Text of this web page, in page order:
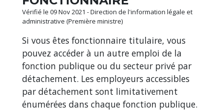
Vérifié le 09 Nov 2021 - Direction de l'information légale et
administrative (Première ministre)
Si vous êtes fonctionnaire titulaire, vous
pouvez accéder à un autre emploi de la
fonction publique ou du secteur privé par
détachement. Les employeurs accessibles
par détachement sont limitativement
énumérées dans chaque fonction publique.